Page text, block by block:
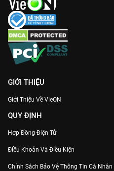
GIỚI THIỆU
Giới Thiệu Về VieON
QUY ĐỊNH
Hợp Đồng Điện Tử
Điều Khoản Và Điều Kiện
Chính Sách Bảo Vệ Thông Tin Cá Nhân